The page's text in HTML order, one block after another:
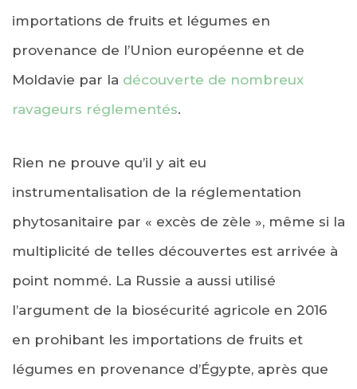
importations de fruits et légumes en
provenance de l’Union européenne et de
Moldavie par la découverte de nombreux
ravageurs réglementés.
Rien ne prouve qu’il y ait eu
instrumentalisation de la réglementation
phytosanitaire par « excès de zèle », même si la
multiplicité de telles découvertes est arrivée à
point nommé. La Russie a aussi utilisé
l’argument de la biosécurité agricole en 2016
en prohibant les importations de fruits et
légumes en provenance d’Égypte, après que